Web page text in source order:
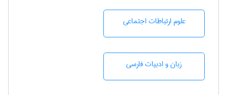
علوم ارتباطات اجتماعی
زبان و ادبيات فارسی